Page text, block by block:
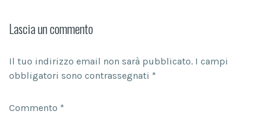
Lascia un commento
Il tuo indirizzo email non sarà pubblicato. I campi
obbligatori sono contrassegnati *
Commento *